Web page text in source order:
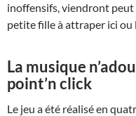
inoffensifs, viendront peut
petite fille à attraper ici ou
La musique
point’n click
Le jeu a été réalisé en